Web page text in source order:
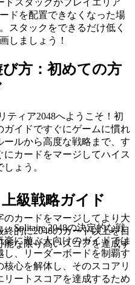
ドを配置できなくなった場
スタックをできるだけ低く
しましょう！
方：初めての方
ティア2048へようこそ！初
ガイドですぐにゲームに慣れ
ールから高度な戦略まで、す
にカードをマージしてハイス
ょう。
カードをマージしてより大
的に2048のカード以上を目
な限り高いスコアを達成す
級戦略ガイド
Solitaire 2048の決定的な戦
に遊ぶ人向けのガイドでは
、リーダーボードを制覇す
心を解体し、そのスコアリ
ートスコアを達成するため